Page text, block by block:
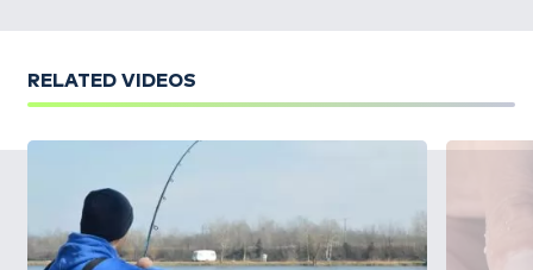
RELATED VIDEOS